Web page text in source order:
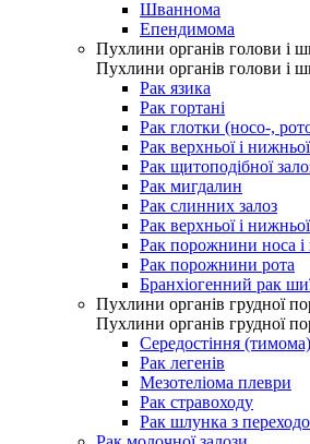
Шваннома
Епендимома
Пухлини органів голови і
Пухлини органів голови і
Рак язика
Рак гортані
Рак глотки (носо-,
Рак верхньої і
Рак щитоподібної
Рак мигдалин
Рак слинних залоз
Рак верхньої і
Рак порожнини носа і
Рак порожнини рота
Бранхіогенний рак
Пухлини органів грудної
Пухлини органів грудної
Середостіння (тимома)
Рак легенів
Мезотеліома плеври
Рак стравоходу
Рак шлунка з